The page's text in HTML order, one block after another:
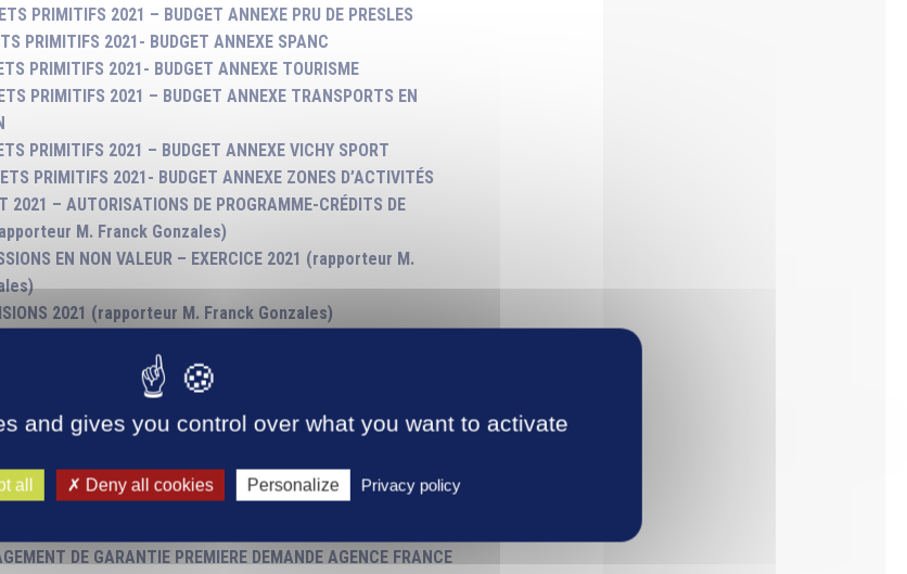
PRIMITIFS 2021 – BUDGET ANNEXE PRU DE PRESLES
PRIMITIFS 2021- BUDGET ANNEXE SPANC
PRIMITIFS 2021- BUDGET ANNEXE TOURISME
PRIMITIFS 2021 – BUDGET ANNEXE TRANSPORTS EN
PRIMITIFS 2021 – BUDGET ANNEXE VICHY SPORT
PRIMITIFS 2021- BUDGET ANNEXE ZONES D’ACTIVITÉS
2021 – AUTORISATIONS DE PROGRAMME-CRÉDITS DE
M. Franck Gonzales)
EN NON VALEUR – EXERCICE 2021 (rapporteur M.
2021 (rapporteur M. Franck Gonzales)
COMMUNAUTAIRES – TARIFS 2021 (rapporteur M. Franck
DU VERNET (rapporteur Mme Nicole Coulange)
DE DROIT PRIVE – SUBVENTIONS DE PLUS DE 23 000 €
DE GARANTIE PREMIERE DEMANDE AGENCE FRANCE
and gives you control over what you want to activate
all Deny all cookies Personalize Privacy policy